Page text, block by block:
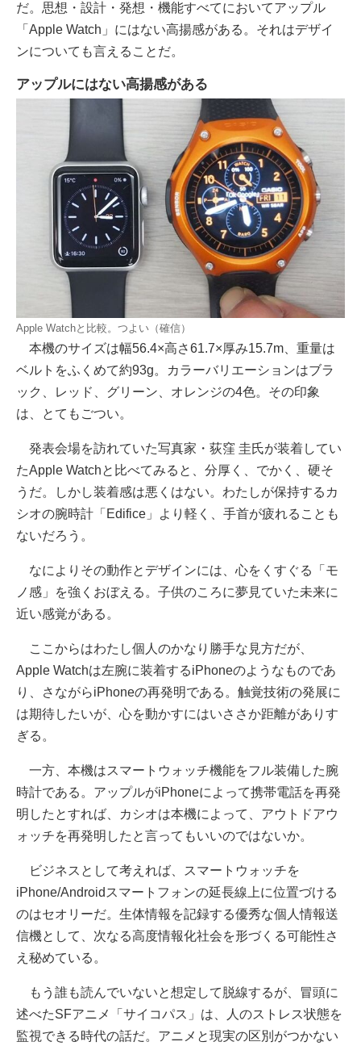
だ。思想・設計・発想・機能すべてにおいてアップル
「Apple Watch」にはない高揚感がある。それはデザイ
ンについても言えることだ。
アップルにはない高揚感がある
Apple Watchと比較。つよい（確信）
本機のサイズは幅56.4×高さ61.7×厚み15.7m、重量は
ベルトをふくめて約93g。カラーバリエーションはブラ
ック、レッド、グリーン、オレンジの4色。その印象
は、とてもごつい。
発表会場を訪れていた写真家・荻窪 圭氏が装着してい
たApple Watchと比べてみると、分厚く、でかく、硬そ
うだ。しかし装着感は悪くはない。わたしが保持するカ
シオの腕時計「Edifice」より軽く、手首が疲れることも
ないだろう。
なによりその動作とデザインには、心をくすぐる「モ
ノ感」を強くおぼえる。子供のころに夢見ていた未来に
近い感覚がある。
ここからはわたし個人のかなり勝手な見方だが、
Apple Watchは左腕に装着するiPhoneのようなものであ
り、さながらiPhoneの再発明である。触覚技術の発展に
は期待したいが、心を動かすにはいささか距離がありす
ぎる。
一方、本機はスマートウォッチ機能をフル装備した腕
時計である。アップルがiPhoneによって携帯電話を再発
明したとすれば、カシオは本機によって、アウトドアウ
ォッチを再発明したと言ってもいいのではないか。
ビジネスとして考えれば、スマートウォッチを
iPhone/Androidスマートフォンの延長線上に位置づける
のはセオリーだ。生体情報を記録する優秀な個人情報送
信機として、次なる高度情報化社会を形づくる可能性さ
え秘めている。
もう誰も読んでいないと想定して脱線するが、冒頭に
述べたSFアニメ「サイコパス」は、人のストレス状態を
監視できる時代の話だ。アニメと現実の区別がつかない